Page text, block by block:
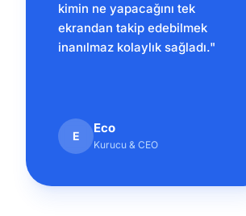
kimin ne yapacağını tek
ekrandan takip edebilmek
inanılmaz kolaylık sağladı."
E
Eco
Kurucu & CEO